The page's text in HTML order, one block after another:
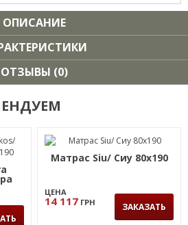
ОПИСАНИЕ
ОТЗЫВЫ (0)
Матрас Siu/ Сиу 80х190
ЦЕНА
14 117 ГРН ЗАКАЗАТЬ